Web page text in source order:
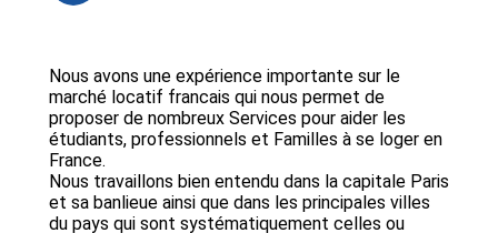
Nous avons une expérience importante sur le
marché locatif francais qui nous permet de
proposer de nombreux Services pour aider les
étudiants, professionnels et Familles à se loger en
France.
Nous travaillons bien entendu dans la capitale Paris
et sa banlieue ainsi que dans les principales villes
du pays qui sont systématiquement celles ou